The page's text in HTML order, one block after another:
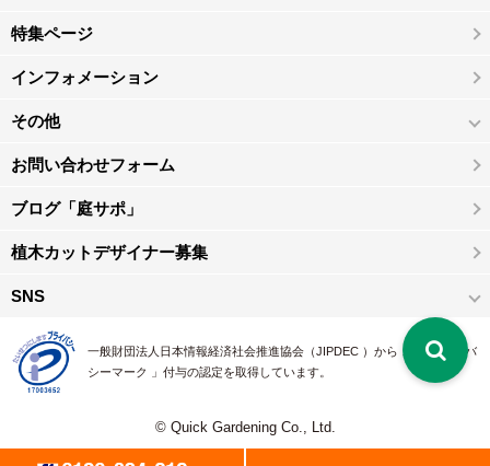
特集ページ
インフォメーション
その他
お問い合わせフォーム
ブログ「庭サポ」
植木カットデザイナー募集
SNS
一般財団法人日本情報経済社会推進協会（JIPDEC ）から 、「 プライバ
シーマーク 」付与の認定を取得しています。
© Quick Gardening Co., Ltd.